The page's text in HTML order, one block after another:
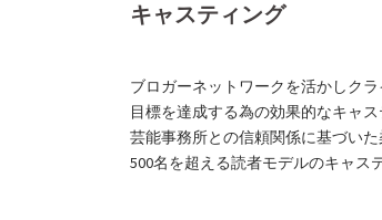
キャスティング
ブロガーネットワークを活かしク
目標を達成する為の効果的なキャ
芸能事務所との信頼関係に基づい
500名を超える読者モデルのキャス